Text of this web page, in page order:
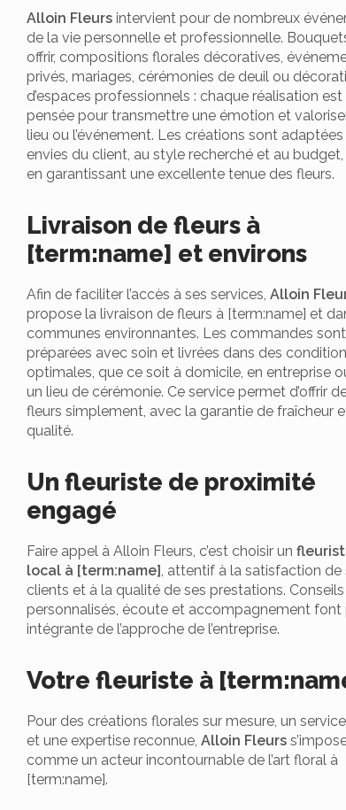
Alloin Fleurs intervient pour de nombreux
de la vie personnelle et professionnelle.
offrir, compositions florales décoratives,
privés, mariages, cérémonies de deuil ou
d’espaces professionnels : chaque réalisation est
pensée pour transmettre une émotion et
lieu ou l’événement. Les créations sont adaptées
envies du client, au style recherché et au
en garantissant une excellente tenue des fleurs.
Livraison de fleurs à
[term:name] et environs
Afin de faciliter l’accès à ses services, Alloin
propose la livraison de fleurs à [term:name] et
communes environnantes. Les commandes sont
préparées avec soin et livrées dans des
optimales, que ce soit à domicile, en entreprise
un lieu de cérémonie. Ce service permet d’offrir
fleurs simplement, avec la garantie de fraîcheur
qualité.
Un fleuriste de proximité
engagé
Faire appel à Alloin Fleurs, c’est choisir un
local à [term:name], attentif à la satisfaction de
clients et à la qualité de ses prestations. Conseils
personnalisés, écoute et accompagnement font
intégrante de l’approche de l’entreprise.
Votre fleuriste à
Pour des créations florales sur mesure, un
et une expertise reconnue, Alloin Fleurs
comme un acteur incontournable de l’art floral à
[term:name].